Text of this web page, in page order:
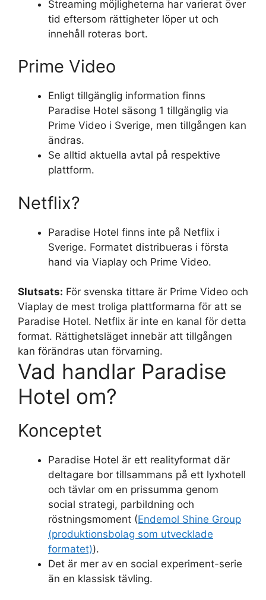
Streaming möjligheterna har varierat över
tid eftersom rättigheter löper ut och
innehåll roteras bort.
Prime Video
Enligt tillgänglig information finns
Paradise Hotel säsong 1 tillgänglig via
Prime Video i Sverige, men tillgången kan
ändras.
Se alltid aktuella avtal på respektive
plattform.
Netflix?
Paradise Hotel finns inte på Netflix i
Sverige. Formatet distribueras i första
hand via Viaplay och Prime Video.
Slutsats: För svenska tittare är Prime Video och
Viaplay de mest troliga plattformarna för att se
Paradise Hotel. Netflix är inte en kanal för detta
format. Rättighetsläget innebär att tillgången
kan förändras utan förvarning.
Vad handlar Paradise
Hotel om?
Konceptet
Paradise Hotel är ett realityformat där
deltagare bor tillsammans på ett lyxhotell
och tävlar om en prissumma genom
social strategi, parbildning och
röstningsmoment (Endemol Shine Group
(produktionsbolag som utvecklade
formatet)).
Det är mer av en social experiment-serie
än en klassisk tävling.